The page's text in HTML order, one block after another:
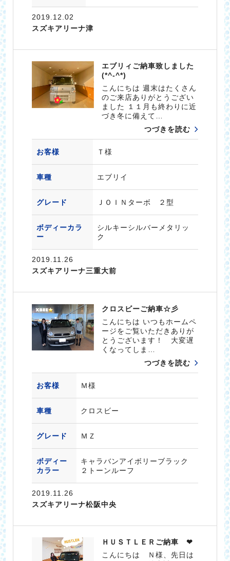
2019.12.02
スズキアリーナ津
エブリィご納車致しました
(*^-^*)
こんにちは 週末はたくさん
のご来店ありがとうござい
ました １１月も終わりに近
づき冬に備えて…
つづきを読む
お客様 Ｔ様
車種 エブリイ
グレード ＪＯＩＮターボ ２型
ボディーカラ
ー
シルキーシルバーメタリッ
ク
2019.11.26
スズキアリーナ三重大前
クロスビーご納車☆彡
こんにちは いつもホームペ
ージをご覧いただきありが
とうございます！ 大変遅
くなってしま…
つづきを読む
お客様 Ｍ様
車種 クロスビー
グレード ＭＺ
ボディー
カラー
キャラバンアイボリーブラック
２トーンルーフ
2019.11.26
スズキアリーナ松阪中央
ＨＵＳＴＬＥＲご納車 ❤
こんにちは Ｎ様、先日は